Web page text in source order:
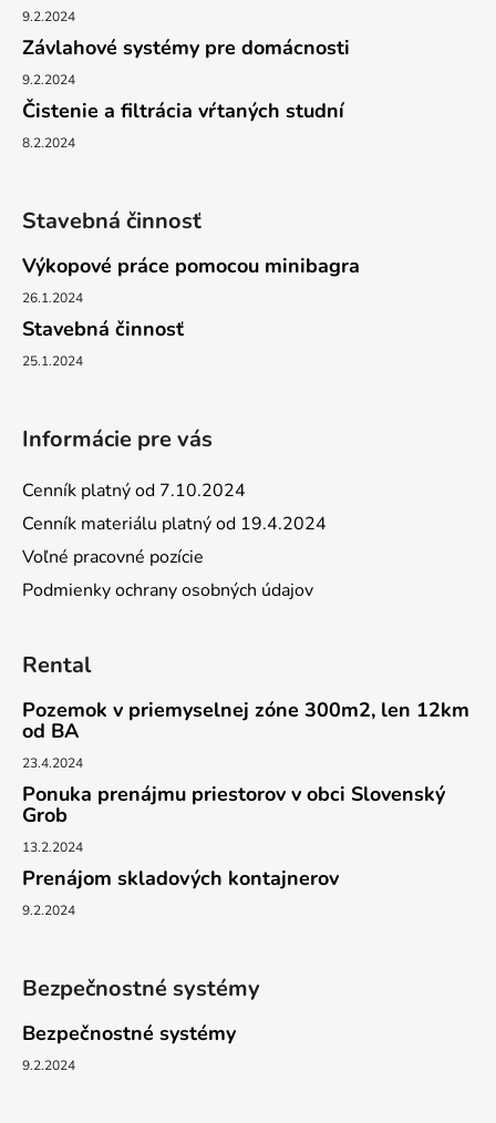
9.2.2024
Závlahové systémy pre domácnosti
9.2.2024
Čistenie a filtrácia vŕtaných studní
8.2.2024
Stavebná činnosť
Výkopové práce pomocou minibagra
26.1.2024
Stavebná činnosť
25.1.2024
Informácie pre vás
Cenník platný od 7.10.2024
Cenník materiálu platný od 19.4.2024
Voľné pracovné pozície
Podmienky ochrany osobných údajov
Rental
Pozemok v priemyselnej zóne 300m2, len 12km
od BA
23.4.2024
Ponuka prenájmu priestorov v obci Slovenský
Grob
13.2.2024
Prenájom skladových kontajnerov
9.2.2024
Bezpečnostné systémy
Bezpečnostné systémy
9.2.2024